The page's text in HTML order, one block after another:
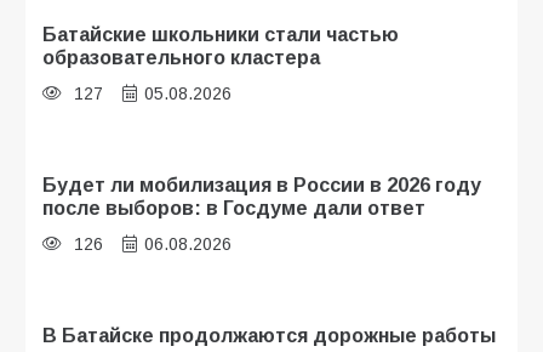
Батайские школьники стали частью
образовательного кластера
127 05.08.2026
Будет ли мобилизация в России в 2026 году
после выборов: в Госдуме дали ответ
126 06.08.2026
В Батайске продолжаются дорожные работы